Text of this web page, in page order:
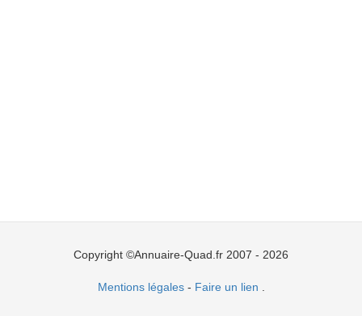
Copyright ©Annuaire-Quad.fr 2007 - 2026
Mentions légales- Faire un lien